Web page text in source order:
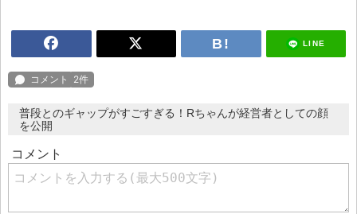
LINE
普段とのギャップがすごすぎる！Rちゃんが経営者としての顔
を公開